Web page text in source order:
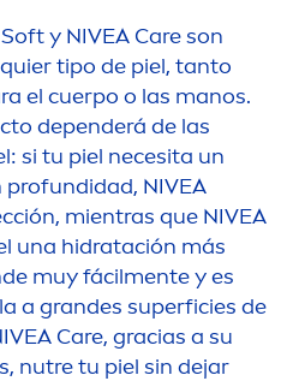
Soft y NIVEA Careson
tipo de piel, tanto
el cuerpo o las manos.
dependerá de las
si tu piel necesita un
profundidad, NIVEA
mientras que NIVEA
una hidratación más
muy fácilmente y es
a grandes superficies de
Care, gracias a su
nutre tu piel sin dejar